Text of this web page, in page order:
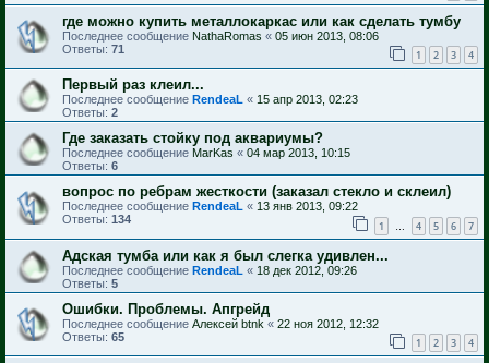
где можно купить металлокаркас или как сделать тумбу
Последнее сообщение NathaRomas « 05 июн 2013, 08:06
Ответы: 71 1 2 3 4
Первый раз клеил...
Последнее сообщение RendeaL « 15 апр 2013, 02:23
Ответы: 2
Где заказать стойку под аквариумы?
Последнее сообщение MarKas « 04 мар 2013, 10:15
Ответы: 6
вопрос по ребрам жесткости (заказал стекло и склеил)
Последнее сообщение RendeaL « 13 янв 2013, 09:22
Ответы: 134 1 … 4 5 6 7
Адская тумба или как я был слегка удивлен...
Последнее сообщение RendeaL « 18 дек 2012, 09:26
Ответы: 5
Ошибки. Проблемы. Апгрейд
Последнее сообщение Алексей btnk « 22 ноя 2012, 12:32
Ответы: 65 1 2 3 4